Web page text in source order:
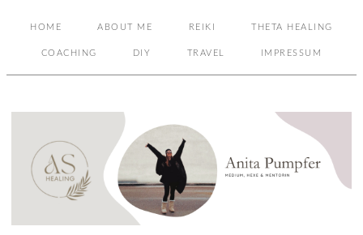
HOME ABOUT ME REIKI THETA HEALING
COACHING DIY TRAVEL IMPRESSUM